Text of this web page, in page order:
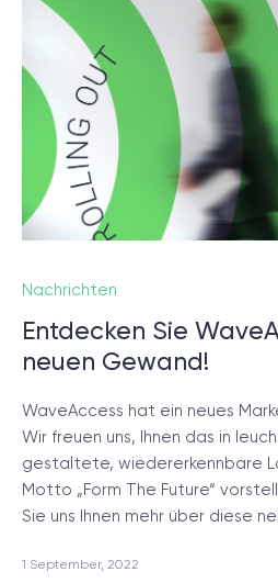
Nachrichten
Entdecken Sie
neuen Gewand!
WaveAccess hat ein neues
Wir freuen uns, Ihnen das in
gestaltete, wiedererkennbare
Motto „Form The Future“
Sie uns Ihnen mehr über diese
1 September, 2022